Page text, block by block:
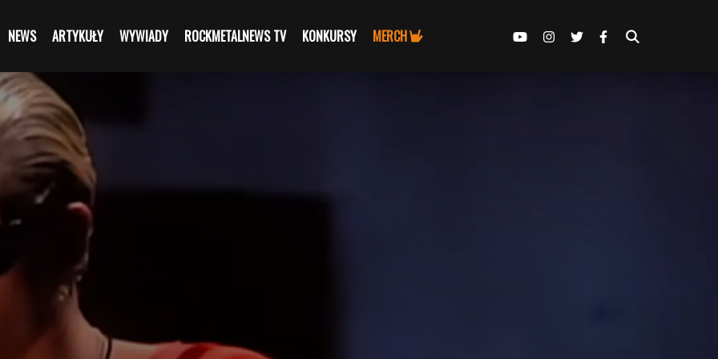
NEWS ARTYKUŁY WYWIADY ROCKMETALNEWS TV KONKURSY MERCH